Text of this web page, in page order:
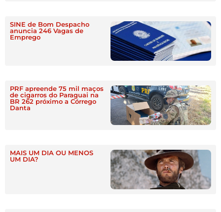
SINE de Bom Despacho
anuncia 246 Vagas de
Emprego
PRF apreende 75 mil maços
de cigarros do Paraguai na
BR 262 próximo a Córrego
Danta
MAIS UM DIA OU MENOS
UM DIA?